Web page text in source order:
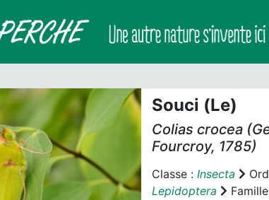
Souci (Le)
Colias crocea
Fourcroy, 1785)
Classe : Insecta
Lepidoptera